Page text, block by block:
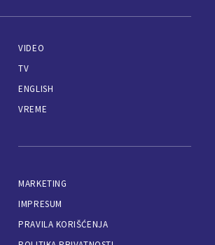
VIDEO
TV
ENGLISH
VREME
MARKETING
IMPRESUM
PRAVILA KORIŠĆENJA